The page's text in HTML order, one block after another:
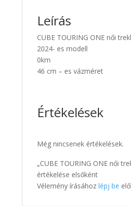
Leírás
CUBE TOURING ONE női
2024- es modell
0km
46 cm – es vázméret
Értékelések
Még nincsenek értékelések.
„CUBE TOURING ONE női
értékelése elsőként
Vélemény írásához lépj be